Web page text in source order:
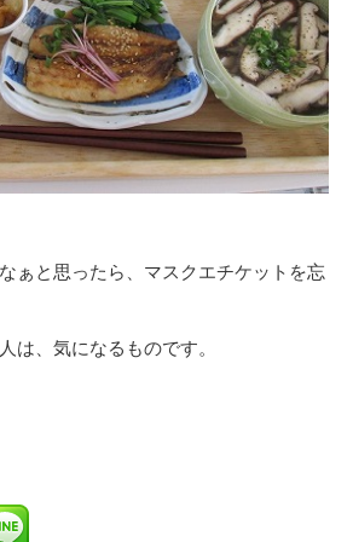
ぁと思ったら、マスクエチケットを忘
は、気になるものです。